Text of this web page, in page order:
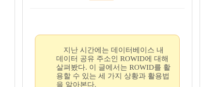
지난 시간에는 데이터베이스 내
데이터 공유 주소인 ROWID에 대해
살펴봤다. 이 글에서는 ROWID를 활
용할 수 있는 세 가지 상황과 활용법
을 알아본다.